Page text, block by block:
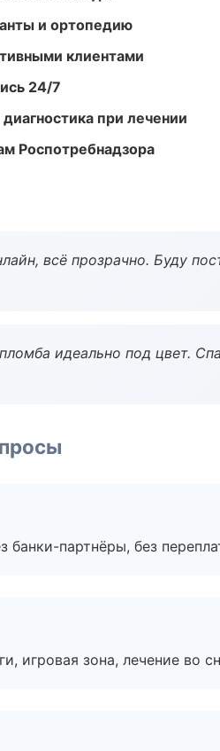
и ортопедию
клиентами
24/7
при лечении
Роспотребнадзора
всё прозрачно. Буду
идеально под цвет.
банки-партнёры, без
игровая зона, лечение во